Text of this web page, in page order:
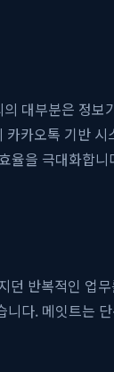
대부분은 정보
카카오톡 기반
을 극대화합
반복적인 업
다. 메잇트는